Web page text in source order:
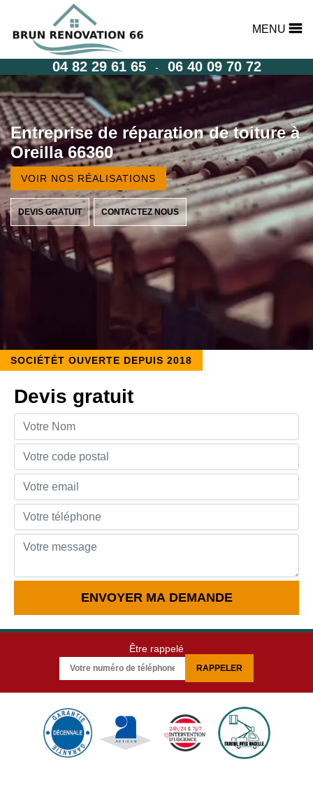
MENU
04 82 29 61 65 - 06 40 09 70 72
Entreprise de réparation de toiture à
Oreilla 66360
VOIR NOS RÉALISATIONS
DEVIS GRATUIT CONTACTEZ NOUS
SOCIÉTÉT OUVERTE DEPUIS 2018
Devis gratuit
Être rappelé